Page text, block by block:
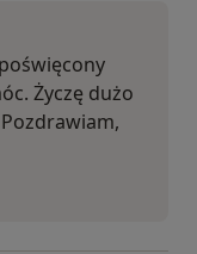
Życzę dużo